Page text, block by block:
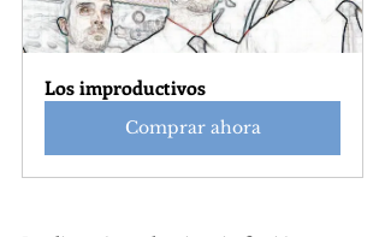
Los improductivos
Comprar ahora